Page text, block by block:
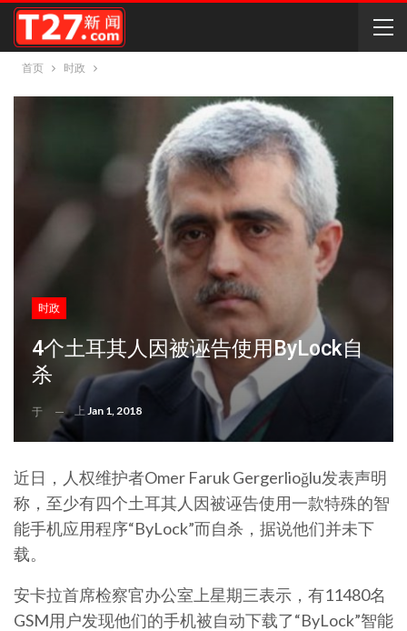
首页 时政
时政
4个土耳其人因被诬告使用ByLock自
杀
于 上 Jan 1, 2018
近日，人权维护者Omer Faruk Gergerlioğlu发表声明
称，至少有四个土耳其人因被诬告使用一款特殊的智
能手机应用程序“ByLock”而自杀，据说他们并未下
载。
安卡拉首席检察官办公室上星期三表示，有11480名
GSM用户发现他们的手机被自动下载了“ByLock”智能